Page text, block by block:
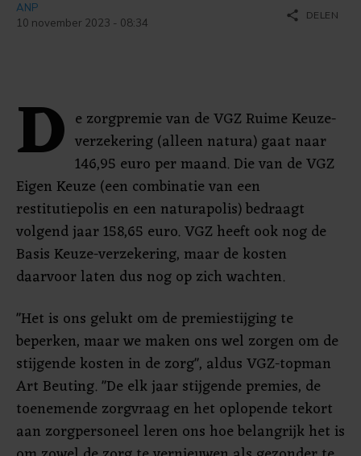
ANP
10 november 2023 - 08:34
share DELEN
D e zorgpremie van de VGZ Ruime Keuze-
verzekering (alleen natura) gaat naar
146,95 euro per maand. Die van de VGZ
Eigen Keuze (een combinatie van een
restitutiepolis en een naturapolis) bedraagt
volgend jaar 158,65 euro. VGZ heeft ook nog de
Basis Keuze-verzekering, maar de kosten
daarvoor laten dus nog op zich wachten.
"Het is ons gelukt om de premiestijging te
beperken, maar we maken ons wel zorgen om de
stijgende kosten in de zorg", aldus VGZ-topman
Art Beuting. "De elk jaar stijgende premies, de
toenemende zorgvraag en het oplopende tekort
aan zorgpersoneel leren ons hoe belangrijk het is